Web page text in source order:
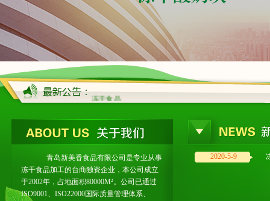
冻干食品
青岛新美香食品有限公司是专业从事
冻干食品加工的台商独资企业，本公司成立
于2002年，占地面积80000M²。公司已通过
ISO9001、ISO22000国际质量管理体系、
2020-5-9